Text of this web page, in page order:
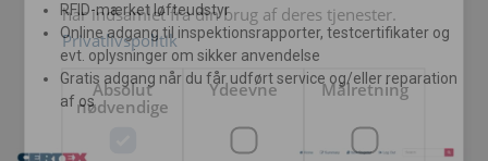
RFID-mærket løfteudstyr
Online adgang til inspektionsrapporter, testcertifikater og
evt. oplysninger om sikker anvendelse
Gratis adgang når du får udført service og/eller reparation
af os
har indsamlet fra din brug af deres tjenester.
Privatlivspolitik
Absolut
nødvendige
Ydeevne Målretning